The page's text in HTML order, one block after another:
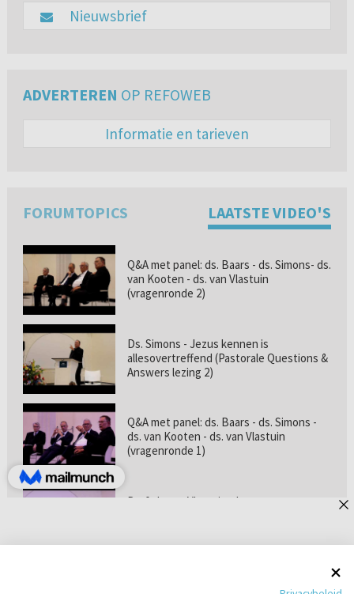
Nieuwsbrief
ADVERTEREN OP REFOWEB
Informatie en tarieven
FORUMTOPICS LAATSTE VIDEO'S
Q&A met panel: ds. Baars - ds. Simons- ds.
van Kooten - ds. van Vlastuin
(vragenronde 2)
Ds. Simons - Jezus kennen is
allesovertreffend (Pastorale Questions &
Answers lezing 2)
Q&A met panel: ds. Baars - ds. Simons -
ds. van Kooten - ds. van Vlastuin
(vragenronde 1)
Prof. dr. van Vlastuin - Is